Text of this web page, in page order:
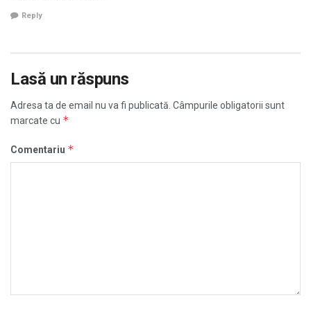
Reply
Lasă un răspuns
Adresa ta de email nu va fi publicată. Câmpurile obligatorii sunt
marcate cu *
Comentariu *